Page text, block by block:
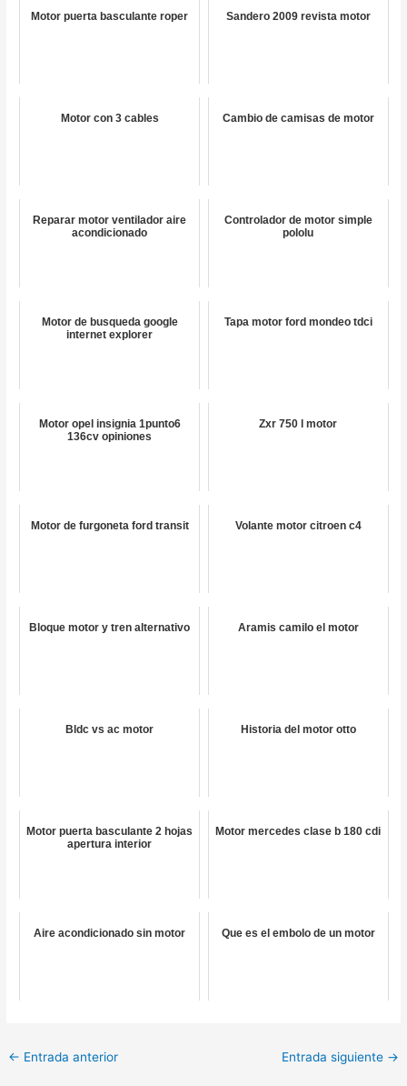
Motor puerta basculante roper Sandero 2009 revista motor
Motor con 3 cables Cambio de camisas de motor
Reparar motor ventilador aire
acondicionado
Controlador de motor simple
pololu
Motor de busqueda google
internet explorer
Tapa motor ford mondeo tdci
Motor opel insignia 1punto6
136cv opiniones
Zxr 750 l motor
Motor de furgoneta ford transit Volante motor citroen c4
Bloque motor y tren alternativo Aramis camilo el motor
Bldc vs ac motor Historia del motor otto
Motor puerta basculante 2 hojas
apertura interior
Motor mercedes clase b 180 cdi
Aire acondicionado sin motor Que es el embolo de un motor
← Entrada anterior Entrada siguiente →